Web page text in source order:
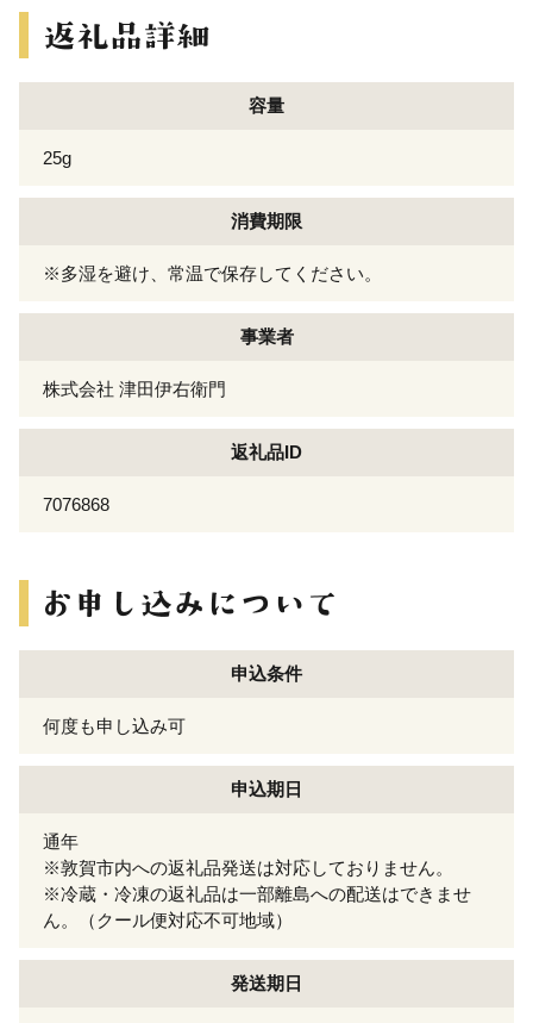
容量
25g
消費期限
※多湿を避け、常温で保存してください。
事業者
株式会社 津田伊右衛門
返礼品ID
7076868
申込条件
何度も申し込み可
申込期日
通年
※敦賀市内への返礼品発送は対応しておりません。
※冷蔵・冷凍の返礼品は一部離島への配送はできませ
ん。（クール便対応不可地域）
発送期日